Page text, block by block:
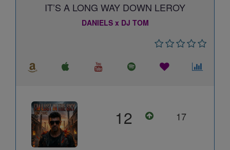
IT’S A LONG WAY DOWN LEROY
DANIELS x DJ TOM
12 17